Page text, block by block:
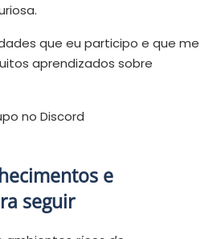
que eu participo e que me
aprendizados sobre
no Discord
e
seguir